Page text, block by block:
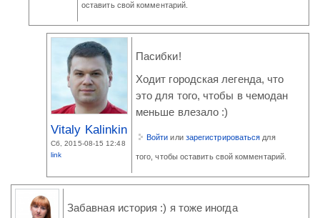
оставить свой комментарий.
Vitaly Kalinkin
Сб, 2015-08-15 12:48
link
Пасибки!
Ходит городская легенда, что
это для того, чтобы в чемодан
меньше влезало :)
Войти или зарегистрироваться для
того, чтобы оставить свой комментарий.
Забавная история :) я тоже иногда